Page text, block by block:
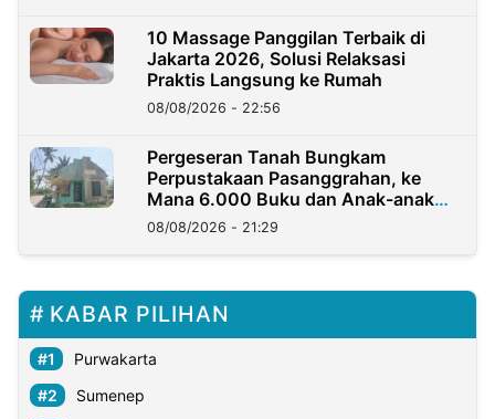
10 Massage Panggilan Terbaik di
Jakarta 2026, Solusi Relaksasi
Praktis Langsung ke Rumah
08/08/2026 - 22:56
Pergeseran Tanah Bungkam
Perpustakaan Pasanggrahan, ke
Mana 6.000 Buku dan Anak-anak
Kini?
08/08/2026 - 21:29
KABAR PILIHAN
Purwakarta
Sumenep